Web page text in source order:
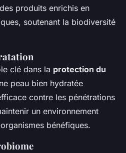
produits enrichis en
soutenant la biodiversité
clé dans la protection du
peau bien hydratée
contre les pénétrations
un environnement
bénéfiques.